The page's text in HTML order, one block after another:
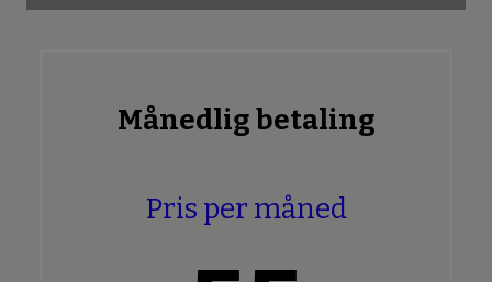
Månedlig betaling
Pris per måned